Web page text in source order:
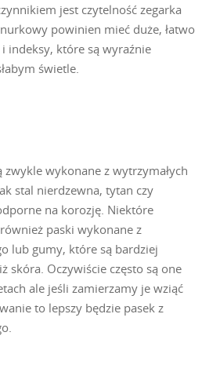
jest czytelność zegarka
powinien mieć duże, łatwo
indeksy, które są wyraźnie
świetle.
zwykle wykonane z wytrzymałych
stal nierdzewna, tytan czy
na korozję. Niektóre
paski wykonane z
lub gumy, które są bardziej
skóra. Oczywiście często są one
ale jeśli zamierzamy je wziąć
to lepszy będzie pasek z